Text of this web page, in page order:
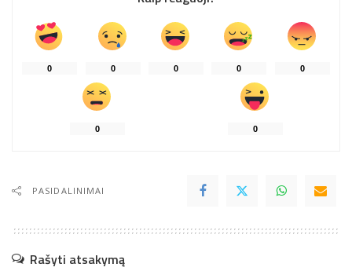
0 0 0 0 0
0 0
PASIDALINIMAI
Rašyti atsakymą